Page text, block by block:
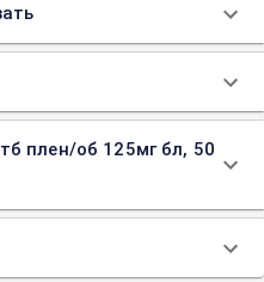
плен/об 125мг бл, 50